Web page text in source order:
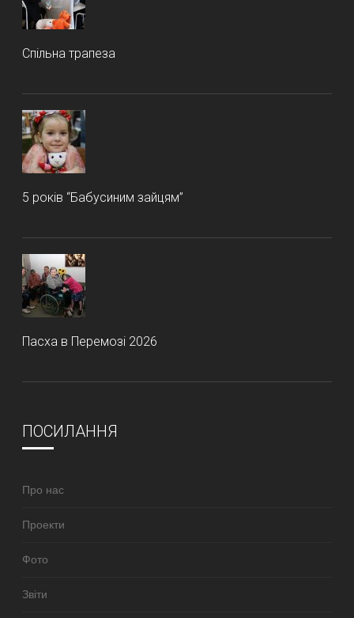
Спільна трапеза
5 років “Бабусиним зайцям”
Пасха в Перемозі 2026
ПОСИЛАННЯ
Про нас
Проекти
Фото
Звіти